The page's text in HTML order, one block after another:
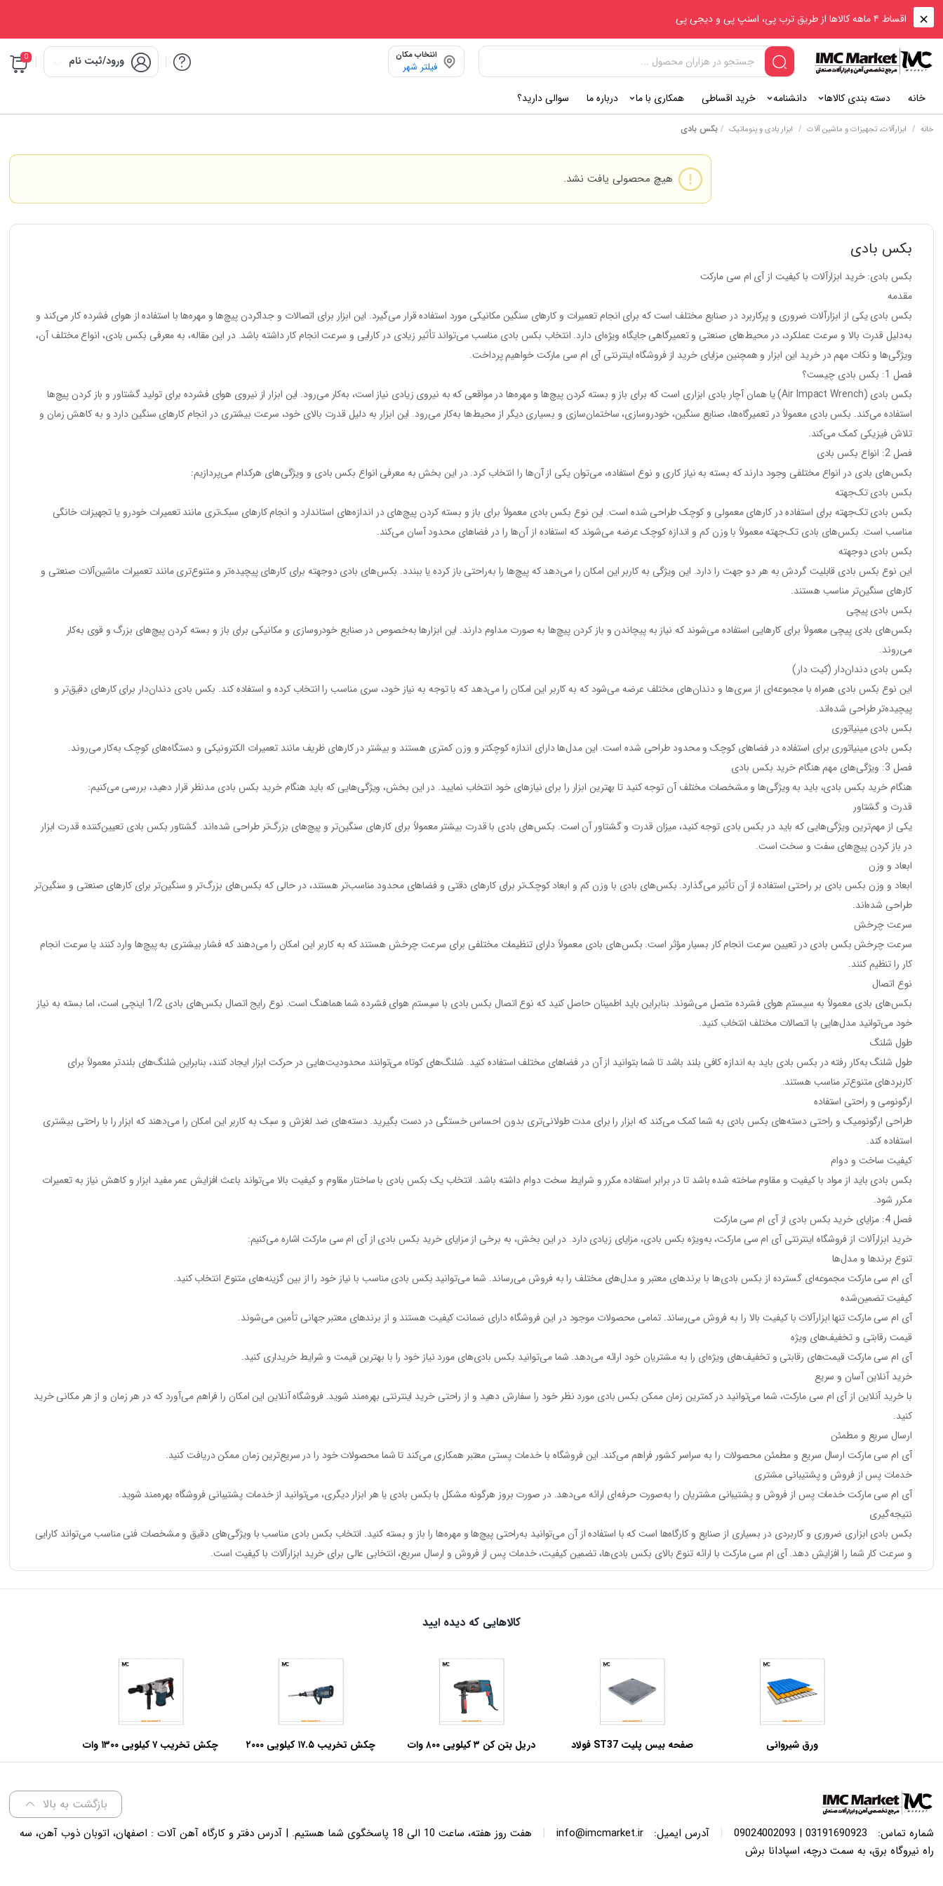
اقساط ۴ ماهه کالاها از طریق ترب پی، اسنپ پی و دیجی پی
انتخاب مکان
فیلتر شهر ورود/ثبت نام 0
خانه دسته بندی کالاها دانشنامه خرید اقساطی همکاری با ما درباره ما سوالی دارید؟
خانه / ابزارآلات، تجهیزات و ماشین آلات / ابزار بادی و پنوماتیک /بکس بادی
هیچ محصولی یافت نشد.
بکس بادی
بکس بادی: خرید ابزارآلات با کیفیت از آی ام سی مارکت
مقدمه
بکس بادی یکی از ابزارآلات ضروری و پرکاربرد در صنایع مختلف است که برای انجام تعمیرات و کارهای سنگین مکانیکی مورد استفاده قرار می‌گیرد. این ابزار برای اتصالات و جداکردن پیچ‌ها و مهره‌ها با استفاده از هوای فشرده کار می‌کند و
به‌دلیل قدرت بالا و سرعت عملکرد، در محیط‌های صنعتی و تعمیرگاهی جایگاه ویژه‌ای دارد. انتخاب بکس بادی مناسب می‌تواند تأثیر زیادی در کارایی و سرعت انجام کار داشته باشد. در این مقاله، به معرفی بکس بادی، انواع مختلف آن،
ویژگی‌ها و نکات مهم در خرید این ابزار و همچنین مزایای خرید از فروشگاه اینترنتی آی ام سی مارکت خواهیم پرداخت.
فصل 1: بکس بادی چیست؟
بکس بادی (Air Impact Wrench) یا همان آچار بادی ابزاری است که برای باز و بسته کردن پیچ‌ها و مهره‌ها در مواقعی که به نیروی زیادی نیاز است، به‌کار می‌رود. این ابزار از نیروی هوای فشرده برای تولید گشتاور و باز کردن پیچ‌ها
استفاده می‌کند. بکس بادی معمولاً در تعمیرگاه‌ها، صنایع سنگین، خودروسازی، ساختمان‌سازی و بسیاری دیگر از محیط‌ها به‌کار می‌رود. این ابزار به دلیل قدرت بالای خود، سرعت بیشتری در انجام کارهای سنگین دارد و به کاهش زمان و
تلاش فیزیکی کمک می‌کند.
فصل 2: انواع بکس بادی
بکس‌های بادی در انواع مختلفی وجود دارند که بسته به نیاز کاری و نوع استفاده، می‌توان یکی از آن‌ها را انتخاب کرد. در این بخش به معرفی انواع بکس بادی و ویژگی‌های هرکدام می‌پردازیم:
بکس بادی تک‌جهته
بکس بادی تک‌جهته برای استفاده در کارهای معمولی و کوچک طراحی شده است. این نوع بکس بادی معمولاً برای باز و بسته کردن پیچ‌های در اندازه‌های استاندارد و انجام کارهای سبک‌تری مانند تعمیرات خودرو یا تجهیزات خانگی
مناسب است. بکس‌های بادی تک‌جهته معمولاً با وزن کم و اندازه کوچک عرضه می‌شوند که استفاده از آن‌ها را در فضاهای محدود آسان می‌کند.
بکس بادی دو‌جهته
این نوع بکس بادی قابلیت گردش به هر دو جهت را دارد. این ویژگی به کاربر این امکان را می‌دهد که پیچ‌ها را به‌راحتی باز کرده یا ببندد. بکس‌های بادی دو‌جهته برای کارهای پیچیده‌تر و متنوع‌تری مانند تعمیرات ماشین‌آلات صنعتی و
کارهای سنگین‌تر مناسب هستند.
بکس بادی پیچی
بکس‌های بادی پیچی معمولاً برای کارهایی استفاده می‌شوند که نیاز به پیچاندن و باز کردن پیچ‌ها به صورت مداوم دارند. این ابزارها به‌خصوص در صنایع خودروسازی و مکانیکی برای باز و بسته کردن پیچ‌های بزرگ و قوی به‌کار
می‌روند.
بکس بادی دندان‌دار (کیت دار)
این نوع بکس بادی همراه با مجموعه‌ای از سری‌ها و دندان‌های مختلف عرضه می‌شود که به کاربر این امکان را می‌دهد که با توجه به نیاز خود، سری مناسب را انتخاب کرده و استفاده کند. بکس بادی دندان‌دار برای کارهای دقیق‌تر و
پیچیده‌تر طراحی شده‌اند.
بکس بادی مینیاتوری
بکس بادی مینیاتوری برای استفاده در فضاهای کوچک و محدود طراحی شده است. این مدل‌ها دارای اندازه کوچکتر و وزن کمتری هستند و بیشتر در کارهای ظریف مانند تعمیرات الکترونیکی و دستگاه‌های کوچک به‌کار می‌روند.
فصل 3: ویژگی‌های مهم هنگام خرید بکس بادی
هنگام خرید بکس بادی، باید به ویژگی‌ها و مشخصات مختلف آن توجه کنید تا بهترین ابزار را برای نیازهای خود انتخاب نمایید. در این بخش، ویژگی‌هایی که باید هنگام خرید بکس بادی مدنظر قرار دهید، بررسی می‌کنیم:
قدرت و گشتاور
یکی از مهم‌ترین ویژگی‌هایی که باید در بکس بادی توجه کنید، میزان قدرت و گشتاور آن است. بکس‌های بادی با قدرت بیشتر معمولاً برای کارهای سنگین‌تر و پیچ‌های بزرگ‌تر طراحی شده‌اند. گشتاور بکس بادی تعیین‌کننده قدرت ابزار
در باز کردن پیچ‌های سفت و سخت است.
ابعاد و وزن
ابعاد و وزن بکس بادی بر راحتی استفاده از آن تأثیر می‌گذارد. بکس‌های بادی با وزن کم و ابعاد کوچک‌تر برای کارهای دقتی و فضاهای محدود مناسب‌تر هستند، در حالی که بکس‌های بزرگ‌تر و سنگین‌تر برای کارهای صنعتی و سنگین‌تر
طراحی شده‌اند.
سرعت چرخش
سرعت چرخش بکس بادی در تعیین سرعت انجام کار بسیار مؤثر است. بکس‌های بادی معمولاً دارای تنظیمات مختلفی برای سرعت چرخش هستند که به کاربر این امکان را می‌دهند که فشار بیشتری به پیچ‌ها وارد کنند یا سرعت انجام
کار را تنظیم کنند.
نوع اتصال
بکس‌های بادی معمولاً به سیستم هوای فشرده متصل می‌شوند. بنابراین باید اطمینان حاصل کنید که نوع اتصال بکس بادی با سیستم هوای فشرده شما هماهنگ است. نوع رایج اتصال بکس‌های بادی 1/2 اینچی است، اما بسته به نیاز
خود می‌توانید مدل‌هایی با اتصالات مختلف انتخاب کنید.
طول شلنگ
طول شلنگ به‌کار رفته در بکس بادی باید به اندازه کافی بلند باشد تا شما بتوانید از آن در فضاهای مختلف استفاده کنید. شلنگ‌های کوتاه می‌توانند محدودیت‌هایی در حرکت ابزار ایجاد کنند، بنابراین شلنگ‌های بلندتر معمولاً برای
کاربردهای متنوع‌تر مناسب هستند.
ارگونومی و راحتی استفاده
طراحی ارگونومیک و راحتی دسته‌های بکس بادی به شما کمک می‌کند که ابزار را برای مدت طولانی‌تری بدون احساس خستگی در دست بگیرید. دسته‌های ضد لغزش و سبک به کاربر این امکان را می‌دهند که ابزار را با راحتی بیشتری
استفاده کند.
کیفیت ساخت و دوام
بکس بادی باید از مواد با کیفیت و مقاوم ساخته شده باشد تا در برابر استفاده مکرر و شرایط سخت دوام داشته باشد. انتخاب یک بکس بادی با ساختار مقاوم و کیفیت بالا می‌تواند باعث افزایش عمر مفید ابزار و کاهش نیاز به تعمیرات
مکرر شود.
فصل 4: مزایای خرید بکس بادی از آی ام سی مارکت
خرید ابزارآلات از فروشگاه اینترنتی آی ام سی مارکت، به‌ویژه بکس بادی، مزایای زیادی دارد. در این بخش، به برخی از مزایای خرید بکس بادی از آی ام سی مارکت اشاره می‌کنیم:
تنوع برندها و مدل‌ها
آی ام سی مارکت مجموعه‌ای گسترده از بکس بادی‌ها با برندهای معتبر و مدل‌های مختلف را به فروش می‌رساند. شما می‌توانید بکس بادی مناسب با نیاز خود را از بین گزینه‌های متنوع انتخاب کنید.
کیفیت تضمین‌شده
آی ام سی مارکت تنها ابزارآلات با کیفیت بالا را به فروش می‌رساند. تمامی محصولات موجود در این فروشگاه دارای ضمانت کیفیت هستند و از برندهای معتبر جهانی تأمین می‌شوند.
قیمت رقابتی و تخفیف‌های ویژه
آی ام سی مارکت قیمت‌های رقابتی و تخفیف‌های ویژه‌ای را به مشتریان خود ارائه می‌دهد. شما می‌توانید بکس بادی‌های مورد نیاز خود را با بهترین قیمت و شرایط خریداری کنید.
خرید آنلاین آسان و سریع
با خرید آنلاین از آی ام سی مارکت، شما می‌توانید در کمترین زمان ممکن بکس بادی مورد نظر خود را سفارش دهید و از راحتی خرید اینترنتی بهره‌مند شوید. فروشگاه آنلاین این امکان را فراهم می‌آورد که در هر زمان و از هر مکانی خرید
کنید.
ارسال سریع و مطمئن
آی ام سی مارکت ارسال سریع و مطمئن محصولات را به سراسر کشور فراهم می‌کند. این فروشگاه با خدمات پستی معتبر همکاری می‌کند تا شما محصولات خود را در سریع‌ترین زمان ممکن دریافت کنید.
خدمات پس از فروش و پشتیبانی مشتری
آی ام سی مارکت خدمات پس از فروش و پشتیبانی مشتریان را به‌صورت حرفه‌ای ارائه می‌دهد. در صورت بروز هرگونه مشکل با بکس بادی یا هر ابزار دیگری، می‌توانید از خدمات پشتیبانی فروشگاه بهره‌مند شوید.
نتیجه‌گیری
بکس بادی ابزاری ضروری و کاربردی در بسیاری از صنایع و کارگاه‌ها است که با استفاده از آن می‌توانید به‌راحتی پیچ‌ها و مهره‌ها را باز و بسته کنید. انتخاب بکس بادی مناسب با ویژگی‌های دقیق و مشخصات فنی مناسب می‌تواند کارایی
و سرعت کار شما را افزایش دهد. آی ام سی مارکت با ارائه تنوع بالای بکس بادی‌ها، تضمین کیفیت، خدمات پس از فروش و ارسال سریع، انتخابی عالی برای خرید ابزارآلات با کیفیت است.
کالاهایی که دیده ایید
ورق شیروانی
صفحه بیس پلیت ST37 فولاد
مبارکه اصفهان– ابعاد مربعی
دریل بتن کن ۳ کیلویی ۸۰۰ وات
آروا مدل ۵۲۷۲
چکش تخریب ۱۷.۵ کیلویی ۲۰۰۰
وات فوق صنعتی آروا مدل ۵۲۵۶
چکش تخریب ۷ کیلویی ۱۳۰۰ وات
آروا مدل ۵۲۲۴
بازگشت به بالا
شماره تماس: 03191690923 | 09024002093
| آدرس ایمیل: info@imcmarket.ir
|
هفت روز هفته، ساعت 10 الی 18 پاسخگوی شما هستیم. | آدرس دفتر و کارگاه آهن آلات : اصفهان، اتوبان ذوب آهن، سه
راه نیروگاه برق، به سمت درچه، اسپادانا برش